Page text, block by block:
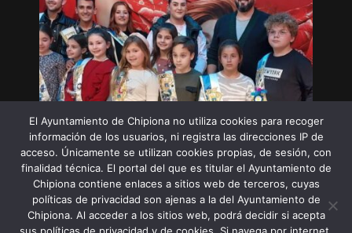
El Ayuntamiento de Chipiona no utiliza cookies para recoger
información de los usuarios, ni registra las direcciones IP de
acceso. Únicamente se utilizan cookies propias, de sesión, con
finalidad técnica. El portal del que es titular el Ayuntamiento de
Chipiona contiene enlaces a sitios web de terceros, cuyas
políticas de privacidad son ajenas a la del Ayuntamiento de
Chipiona. Al acceder a los sitios web, podrá decidir si acepta